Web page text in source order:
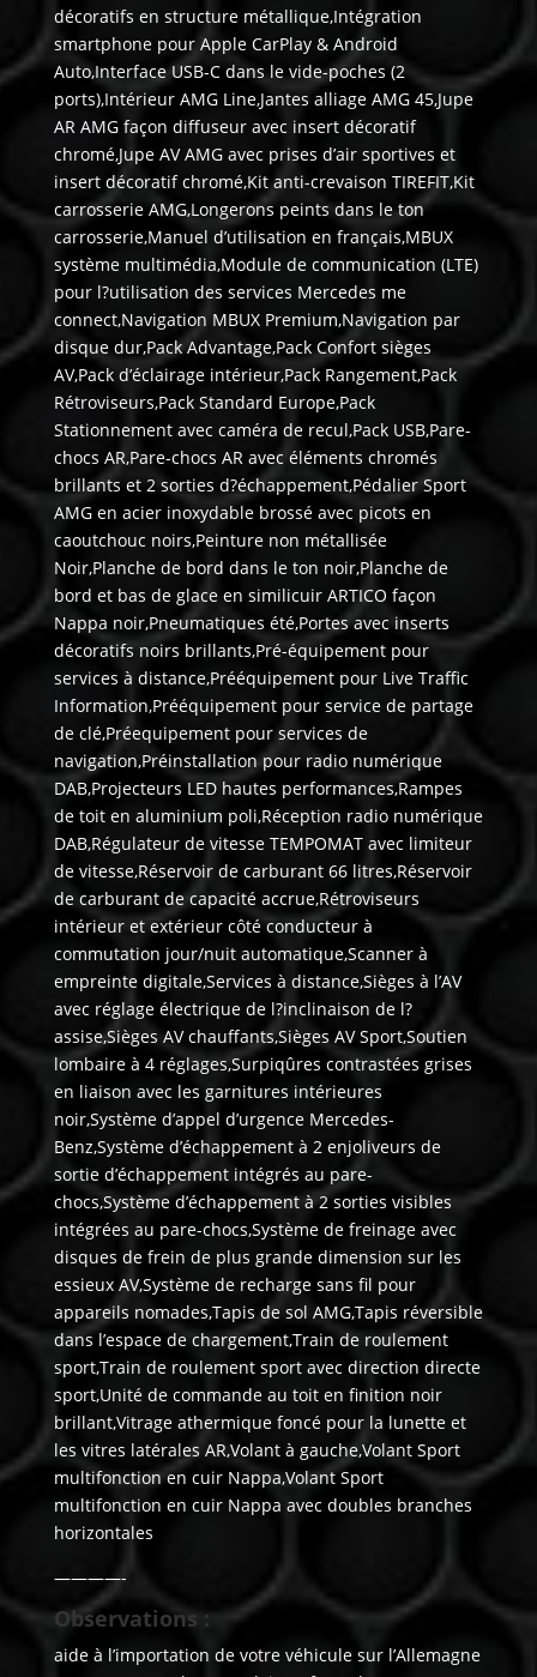
décoratifs en structure métallique,Intégration
smartphone pour Apple CarPlay & Android
Auto,Interface USB-C dans le vide-poches (2
ports),Intérieur AMG Line,Jantes alliage AMG 45,Jupe
AR AMG façon diffuseur avec insert décoratif
chromé,Jupe AV AMG avec prises d’air sportives et
insert décoratif chromé,Kit anti-crevaison TIREFIT,Kit
carrosserie AMG,Longerons peints dans le ton
carrosserie,Manuel d’utilisation en français,MBUX
système multimédia,Module de communication (LTE)
pour l?utilisation des services Mercedes me
connect,Navigation MBUX Premium,Navigation par
disque dur,Pack Advantage,Pack Confort sièges
AV,Pack d’éclairage intérieur,Pack Rangement,Pack
Rétroviseurs,Pack Standard Europe,Pack
Stationnement avec caméra de recul,Pack USB,Pare-
chocs AR,Pare-chocs AR avec éléments chromés
brillants et 2 sorties d?échappement,Pédalier Sport
AMG en acier inoxydable brossé avec picots en
caoutchouc noirs,Peinture non métallisée
Noir,Planche de bord dans le ton noir,Planche de
bord et bas de glace en similicuir ARTICO façon
Nappa noir,Pneumatiques été,Portes avec inserts
décoratifs noirs brillants,Pré-équipement pour
services à distance,Prééquipement pour Live Traffic
Information,Prééquipement pour service de partage
de clé,Préequipement pour services de
navigation,Préinstallation pour radio numérique
DAB,Projecteurs LED hautes performances,Rampes
de toit en aluminium poli,Réception radio numérique
DAB,Régulateur de vitesse TEMPOMAT avec limiteur
de vitesse,Réservoir de carburant 66 litres,Réservoir
de carburant de capacité accrue,Rétroviseurs
intérieur et extérieur côté conducteur à
commutation jour/nuit automatique,Scanner à
empreinte digitale,Services à distance,Sièges à l’AV
avec réglage électrique de l?inclinaison de l?
assise,Sièges AV chauffants,Sièges AV Sport,Soutien
lombaire à 4 réglages,Surpiqûres contrastées grises
en liaison avec les garnitures intérieures
noir,Système d’appel d’urgence Mercedes-
Benz,Système d’échappement à 2 enjoliveurs de
sortie d’échappement intégrés au pare-
chocs,Système d’échappement à 2 sorties visibles
intégrées au pare-chocs,Système de freinage avec
disques de frein de plus grande dimension sur les
essieux AV,Système de recharge sans fil pour
appareils nomades,Tapis de sol AMG,Tapis réversible
dans l’espace de chargement,Train de roulement
sport,Train de roulement sport avec direction directe
sport,Unité de commande au toit en finition noir
brillant,Vitrage athermique foncé pour la lunette et
les vitres latérales AR,Volant à gauche,Volant Sport
multifonction en cuir Nappa,Volant Sport
multifonction en cuir Nappa avec doubles branches
horizontales
————-
Observations :
aide à l’importation de votre véhicule sur l’Allemagne